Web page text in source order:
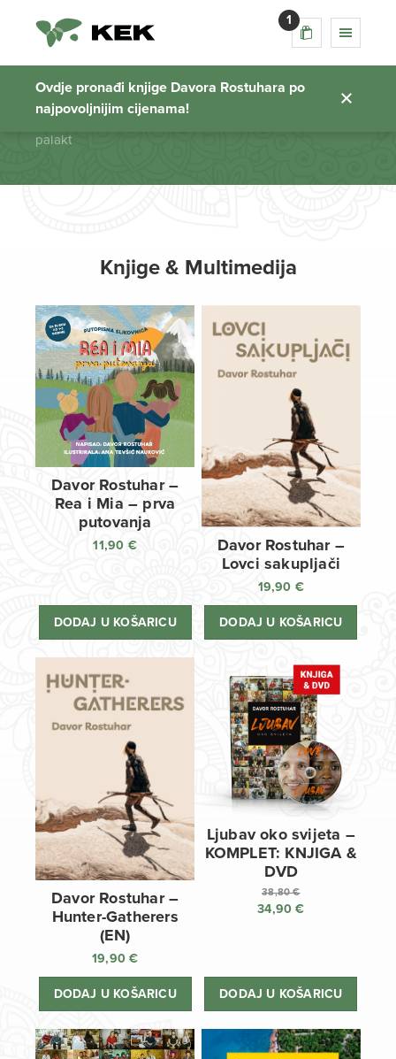
1
Ovdje pronađi knjige Davora Rostuhara po
najpovoljnijim cijenama!
palakt
Početna stranica
palakt
Knjige & Multimedija
Davor Rostuhar –
Rea i Mia – prva
putovanja
11,90 €
DODAJ U KOŠARICU
Davor Rostuhar –
Lovci sakupljači
19,90 €
DODAJ U KOŠARICU
Davor Rostuhar –
Hunter-Gatherers
(EN)
19,90€
DODAJ U KOŠARICU
Ljubav oko svijeta –
KOMPLET: KNJIGA &
DVD
38,80€
Izvorna
38,80 €.
34,90€
34,90 €.
DODAJ U KOŠARICU